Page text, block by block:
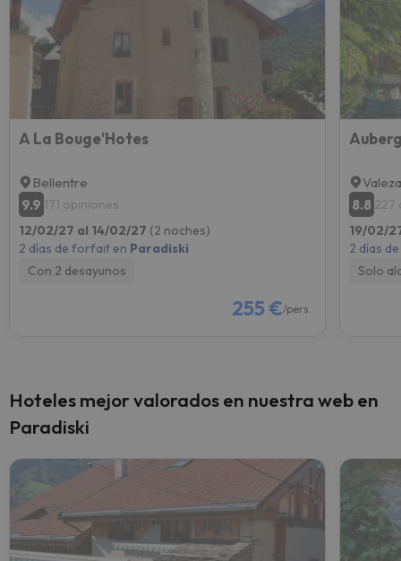
A La Bouge'Hotes
Bellentre
9.9 171 opiniones
12/02/27 al 14/02/27 (2 noches)
2 días de forfait en Paradiski
Con 2 desayunos
255 €/pers.
8.8 227
19/02/
2 días
Solo
Hoteles mejor valorados en nuestra web en
Paradiski